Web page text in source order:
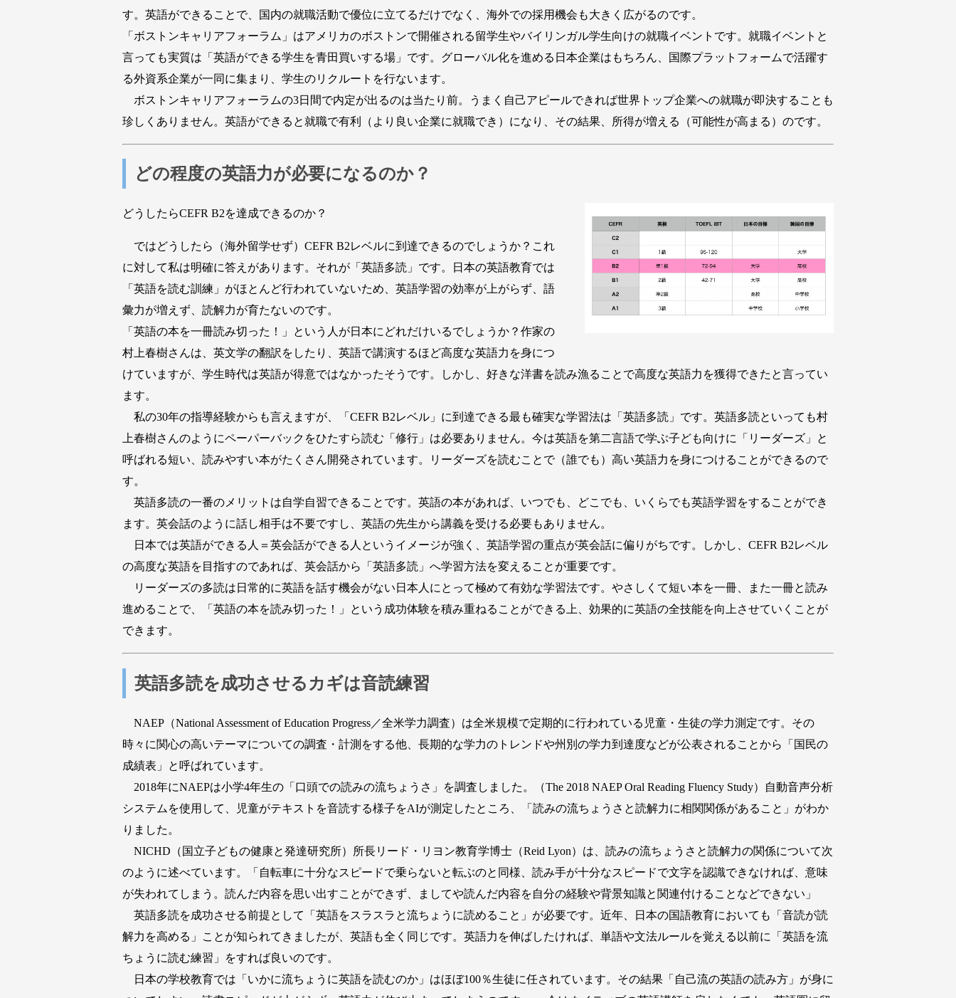
す。英語ができることで、国内の就職活動で優位に立てるだけでなく、海外での採用機会も大きく広がるのです。
「ボストンキャリアフォーラム」はアメリカのボストンで開催される留学生やバイリンガル学生向けの就職イベントです。就職イベントと
言っても実質は「英語ができる学生を青田買いする場」です。グローバル化を進める日本企業はもちろん、国際プラットフォームで活躍す
る外資系企業が一同に集まり、学生のリクルートを行ないます。
ボストンキャリアフォーラムの3日間で内定が出るのは当たり前。うまく自己アピールできれば世界トップ企業への就職が即決することも
珍しくありません。英語ができると就職で有利（より良い企業に就職でき）になり、その結果、所得が増える（可能性が高まる）のです。
どの程度の英語力が必要になるのか？
どうしたらCEFR B2を達成できるのか？
ではどうしたら（海外留学せず）CEFR B2レベルに到達できるのでしょうか？これ
に対して私は明確に答えがあります。それが「英語多読」です。日本の英語教育では
「英語を読む訓練」がほとんど行われていないため、英語学習の効率が上がらず、語
彙力が増えず、読解力が育たないのです。
「英語の本を一冊読み切った！」という人が日本にどれだけいるでしょうか？作家の
村上春樹さんは、英文学の翻訳をしたり、英語で講演するほど高度な英語力を身につ
けていますが、学生時代は英語が得意ではなかったそうです。しかし、好きな洋書を読み漁ることで高度な英語力を獲得できたと言ってい
ます。
私の30年の指導経験からも言えますが、「CEFR B2レベル」に到達できる最も確実な学習法は「英語多読」です。英語多読といっても村
上春樹さんのようにペーパーバックをひたすら読む「修行」は必要ありません。今は英語を第二言語で学ぶ子ども向けに「リーダーズ」と
呼ばれる短い、読みやすい本がたくさん開発されています。リーダーズを読むことで（誰でも）高い英語力を身につけることができるので
す。
英語多読の一番のメリットは自学自習できることです。英語の本があれば、いつでも、どこでも、いくらでも英語学習をすることができ
ます。英会話のように話し相手は不要ですし、英語の先生から講義を受ける必要もありません。
日本では英語ができる人＝英会話ができる人というイメージが強く、英語学習の重点が英会話に偏りがちです。しかし、CEFR B2レベル
の高度な英語を目指すのであれば、英会話から「英語多読」へ学習方法を変えることが重要です。
リーダーズの多読は日常的に英語を話す機会がない日本人にとって極めて有効な学習法です。やさしくて短い本を一冊、また一冊と読み
進めることで、「英語の本を読み切った！」という成功体験を積み重ねることができる上、効果的に英語の全技能を向上させていくことが
できます。
英語多読を成功させるカギは音読練習
NAEP（National Assessment of Education Progress／全米学力調査）は全米規模で定期的に行われている児童・生徒の学力測定です。その
時々に関心の高いテーマについての調査・計測をする他、長期的な学力のトレンドや州別の学力到達度などが公表されることから「国民の
成績表」と呼ばれています。
2018年にNAEPは小学4年生の「口頭での読みの流ちょうさ」を調査しました。（The 2018 NAEP Oral Reading Fluency Study）自動音声分析
システムを使用して、児童がテキストを音読する様子をAIが測定したところ、「読みの流ちょうさと読解力に相関関係があること」がわか
りました。
NICHD（国立子どもの健康と発達研究所）所長リード・リヨン教育学博士（Reid Lyon）は、読みの流ちょうさと読解力の関係について次
のように述べています。「自転車に十分なスピードで乗らないと転ぶのと同様、読み手が十分なスピードで文字を認識できなければ、意味
が失われてしまう。読んだ内容を思い出すことができず、ましてや読んだ内容を自分の経験や背景知識と関連付けることなどできない」
英語多読を成功させる前提として「英語をスラスラと流ちょうに読めること」が必要です。近年、日本の国語教育においても「音読が読
解力を高める」ことが知られてきましたが、英語も全く同じです。英語力を伸ばしたければ、単語や文法ルールを覚える以前に「英語を流
ちょうに読む練習」をすれば良いのです。
日本の学校教育では「いかに流ちょうに英語を読むのか」はほぼ100％生徒に任されています。その結果「自己流の英語の読み方」が身に